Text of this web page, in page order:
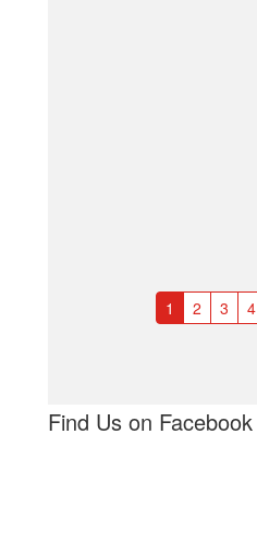
1 2 3 4
Find Us on Facebook